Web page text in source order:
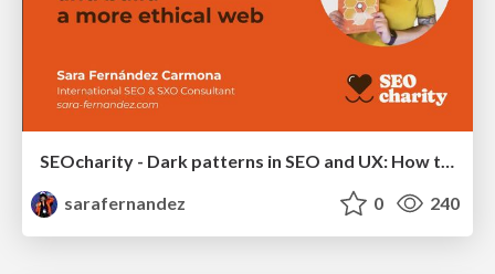
SEOcharity - Dark patterns in SEO and UX: How to avoid them and build a more ethical web
sarafernandez
0 240